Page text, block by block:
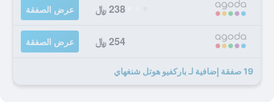
238 ﷼ عرض الصفقة
254 ﷼ عرض الصفقة
19 صفقة إضافية لـ باركفيو هوتل شنغهاي